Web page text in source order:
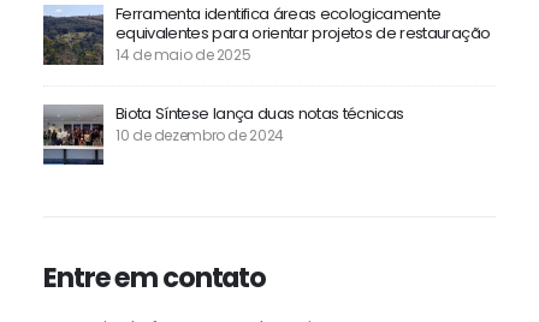
Ferramenta identifica áreas ecologicamente
equivalentes para orientar projetos de restauração
14 de maio de 2025
Biota Síntese lança duas notas técnicas
10 de dezembro de 2024
Entre em contato